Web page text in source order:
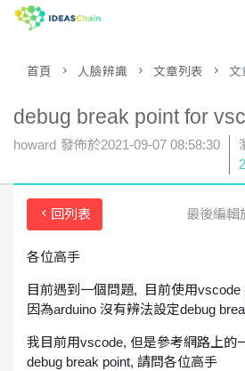
首頁
數據平台
應用案例
開發工具
註冊
登入
首頁 人臉辨識 文章列表 文
debug break point for
howard 發佈於2021-09-07 08:58:30
回列表 最後編輯
各位高手
目前遇到一個問題, 目前使用vscode
因為arduino 沒有辨法設定debug
我目前用vscode, 但是參考網路上的
debug break point, 請問各位高手